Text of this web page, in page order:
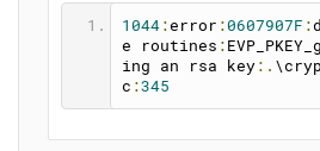
1044 :error : 0607907F :
e routines :
ing an rsa key :.
c :345